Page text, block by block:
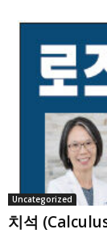
Uncategorized
치석